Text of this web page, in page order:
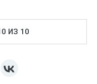
ИЗ 10